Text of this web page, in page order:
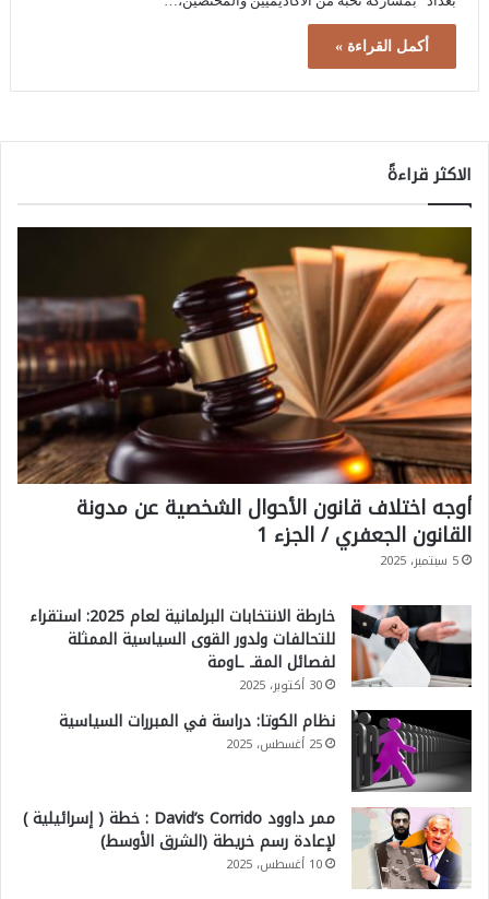
أكمل القراءة »
الاكثر قراءةً
أوجه اختلاف قانون الأحوال الشخصية عن مدونة
القانون الجعفري / الجزء 1
5 سبتمبر، 2025
خارطة الانتخابات البرلمانية لعام 2025: استقراء
للتحالفات ولدور القوى السياسية الممثلة
لفصائل المقـ ـاومة
30 أكتوبر، 2025
نظام الكوتا: دراسة في المبررات السياسية
25 أغسطس، 2025
ممر داوود David’s Corrido : خطة ( إسرائيلية )
لإعادة رسم خريطة (الشرق الأوسط)
10 أغسطس، 2025